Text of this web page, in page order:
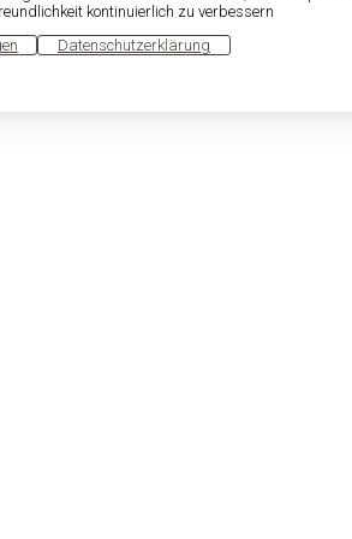
kontinuierlich zu verbessern
Datenschutzerklärung